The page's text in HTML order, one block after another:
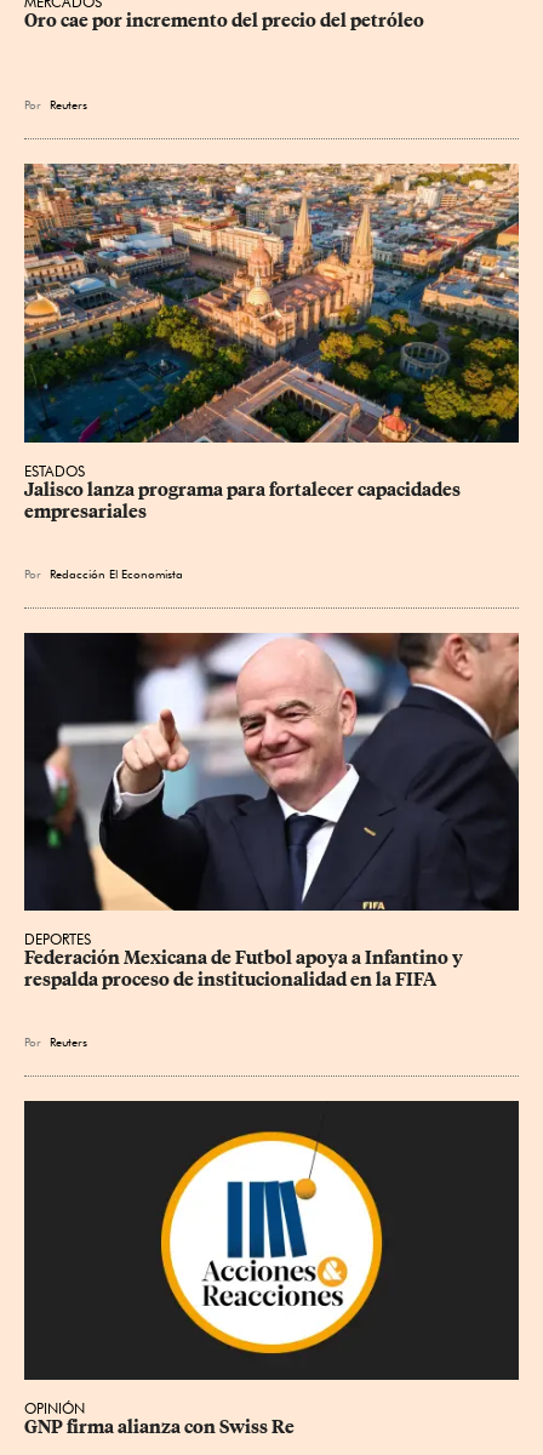
Oro cae por incremento del precio del petróleo
Por Reuters
ESTADOS
Jalisco lanza programa para fortalecer capacidades
empresariales
Por Redacción El Economista
DEPORTES
Federación Mexicana de Futbol apoya a Infantino y
respalda proceso de institucionalidad en la FIFA
Por Reuters
OPINIÓN
GNP firma alianza con Swiss Re